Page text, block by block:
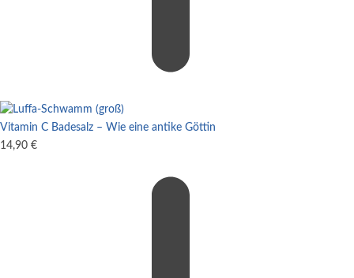
Vitamin C Badesalz – Wie eine antike Göttin
14,90 €